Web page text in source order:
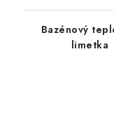
Bazénový
limetka